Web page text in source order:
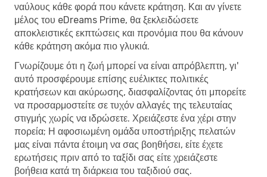
ναύλους κάθε φορά που κάνετε κράτηση. Και αν γίνετε
μέλος του eDreams Prime, θα ξεκλειδώσετε
αποκλειστικές εκπτώσεις και προνόμια που θα κάνουν
κάθε κράτηση ακόμα πιο γλυκιά.
Γνωρίζουμε ότι η ζωή μπορεί να είναι απρόβλεπτη, γι'
αυτό προσφέρουμε επίσης ευέλικτες πολιτικές
κρατήσεων και ακύρωσης, διασφαλίζοντας ότι μπορείτε
να προσαρμοστείτε σε τυχόν αλλαγές της τελευταίας
στιγμής χωρίς να ιδρώσετε. Χρειάζεστε ένα χέρι στην
πορεία; Η αφοσιωμένη ομάδα υποστήριξης πελατών
μας είναι πάντα έτοιμη να σας βοηθήσει, είτε έχετε
ερωτήσεις πριν από το ταξίδι σας είτε χρειάζεστε
βοήθεια κατά τη διάρκεια του ταξιδιού σας.